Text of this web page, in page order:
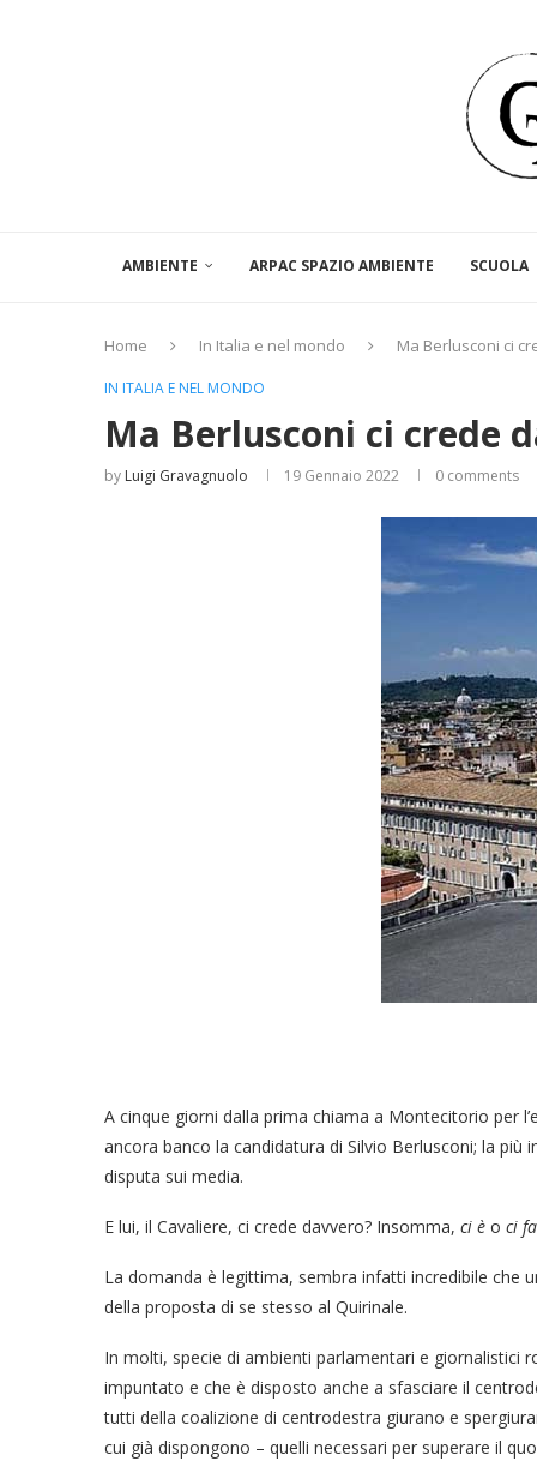
AMBIENTE ARPAC SPAZIO AMBIENTE SCUOLA
Home In Italia e nel mondo Ma Berlusconi ci
IN ITALIA E NEL MONDO
Ma Berlusconi ci crede
by Luigi Gravagnuolo 19 Gennaio 2022 0 comments
A cinque giorni dalla prima chiama a Montecitorio per
ancora banco la candidatura di Silvio Berlusconi; la
disputa sui media.
E lui, il Cavaliere, ci crede davvero? Insomma, ci è o ci fa
La domanda è legittima, sembra infatti incredibile che
della proposta di se stesso al Quirinale.
In molti, specie di ambienti parlamentari e giornalistici
impuntato e che è disposto anche a sfasciare il
tutti della coalizione di centrodestra giurano e
cui già dispongono – quelli necessari per superare il